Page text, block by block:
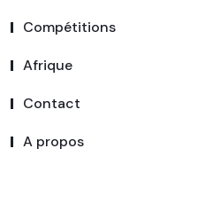
Compétitions
Afrique
Contact
A propos